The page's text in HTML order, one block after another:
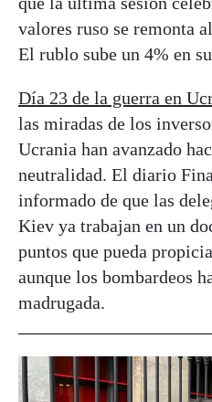
valores ruso se remonta
El rublo sube un 4% en
Día 23 de la guerra en
las miradas de los
Ucrania han avanzado
neutralidad. El diario
informado de que las
Kiev ya trabajan en un
puntos que pueda
aunque los bombardeos
madrugada.